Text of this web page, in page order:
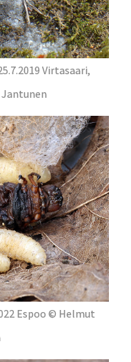
Virtasaari,
Espoo © Helmut